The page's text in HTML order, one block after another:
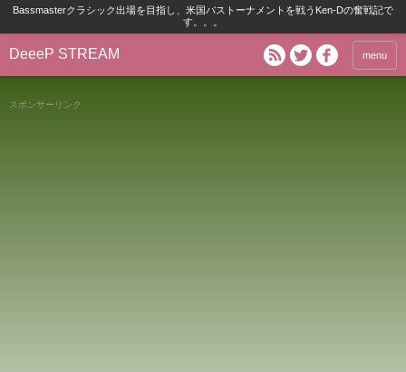
Bassmasterクラシック出場を目指し、米国バストーナメントを戦うKen-Dの奮戦記で
す。。。
DeeeP STREAM menu
スポンサーリンク